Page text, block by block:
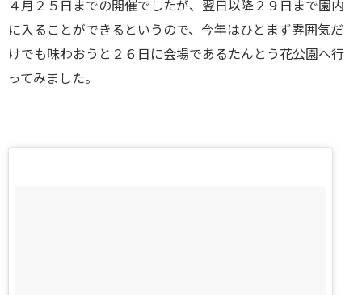
４月２５日までの開催でしたが、翌日以降２９日まで園内
に入ることができるというので、今年はひとまず雰囲気だ
けでも味わおうと２６日に会場であるたんとう花公園へ行
ってみました。